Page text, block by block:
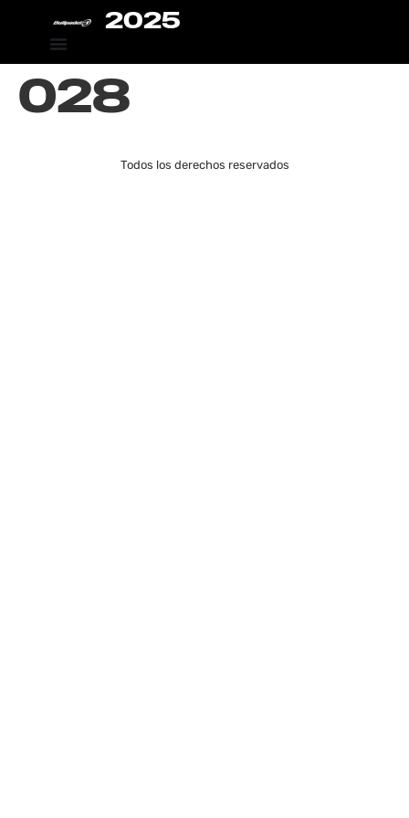
2025
028
Todos los derechos reservados